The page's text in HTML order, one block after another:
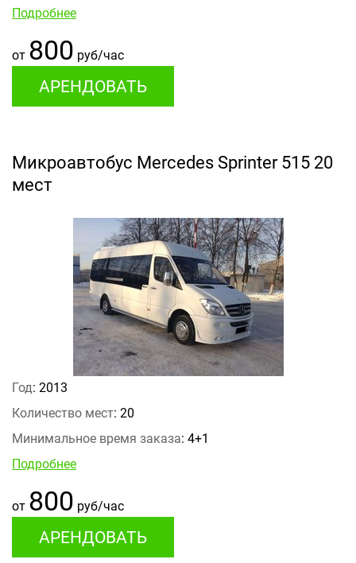
Подробнее
от 800 руб/час
АРЕНДОВАТЬ
Микроавтобус Mercedes Sprinter 515 20
мест
Год: 2013
Количество мест: 20
Минимальное время заказа: 4+1
Подробнее
от 800 руб/час
АРЕНДОВАТЬ